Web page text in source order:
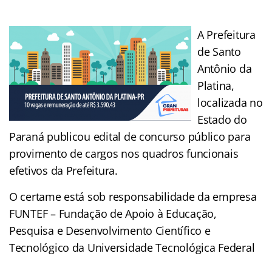
A Prefeitura
de Santo
Antônio da
Platina,
localizada no
Estado do
Paraná publicou edital de concurso público para
provimento de cargos nos quadros funcionais
efetivos da Prefeitura.
O certame está sob responsabilidade da empresa
FUNTEF – Fundação de Apoio à Educação,
Pesquisa e Desenvolvimento Científico e
Tecnológico da Universidade Tecnológica Federal